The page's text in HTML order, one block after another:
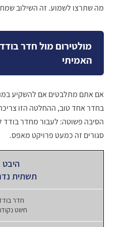
מה שתרצו לשמוע. זה השילוב
מולטירום מול חדר
האמיתי
אם אתם מתלבטים אם להשקיע
בחדר אחד טוב, ההחלטה הזו
הסיבה פשוטה: לעבור מחדר בודד
סגורים זה כמעט פרויקט מאפס.
תשתית
חיווט